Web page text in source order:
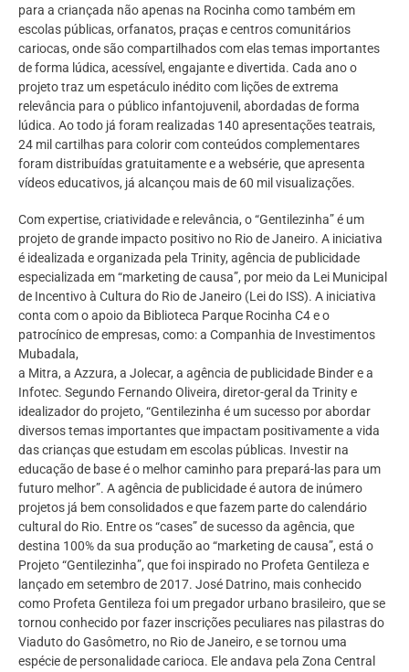
para a criançada não apenas na Rocinha como também em
escolas públicas, orfanatos, praças e centros comunitários
cariocas, onde são compartilhados com elas temas importantes
de forma lúdica, acessível, engajante e divertida. Cada ano o
projeto traz um espetáculo inédito com lições de extrema
relevância para o público infantojuvenil, abordadas de forma
lúdica. Ao todo já foram realizadas 140 apresentações teatrais,
24 mil cartilhas para colorir com conteúdos complementares
foram distribuídas gratuitamente e a websérie, que apresenta
vídeos educativos, já alcançou mais de 60 mil visualizações.
Com expertise, criatividade e relevância, o “Gentilezinha” é um
projeto de grande impacto positivo no Rio de Janeiro. A iniciativa
é idealizada e organizada pela Trinity, agência de publicidade
especializada em “marketing de causa”, por meio da Lei Municipal
de Incentivo à Cultura do Rio de Janeiro (Lei do ISS). A iniciativa
conta com o apoio da Biblioteca Parque Rocinha C4 e o
patrocínico de empresas, como: a Companhia de Investimentos
Mubadala,
a Mitra, a Azzura, a Jolecar, a agência de publicidade Binder e a
Infotec. Segundo Fernando Oliveira, diretor-geral da Trinity e
idealizador do projeto, “Gentilezinha é um sucesso por abordar
diversos temas importantes que impactam positivamente a vida
das crianças que estudam em escolas públicas. Investir na
educação de base é o melhor caminho para prepará-las para um
futuro melhor”. A agência de publicidade é autora de inúmero
projetos já bem consolidados e que fazem parte do calendário
cultural do Rio. Entre os “cases” de sucesso da agência, que
destina 100% da sua produção ao “marketing de causa”, está o
Projeto “Gentilezinha”, que foi inspirado no Profeta Gentileza e
lançado em setembro de 2017. José Datrino, mais conhecido
como Profeta Gentileza foi um pregador urbano brasileiro, que se
tornou conhecido por fazer inscrições peculiares nas pilastras do
Viaduto do Gasômetro, no Rio de Janeiro, e se tornou uma
espécie de personalidade carioca. Ele andava pela Zona Central